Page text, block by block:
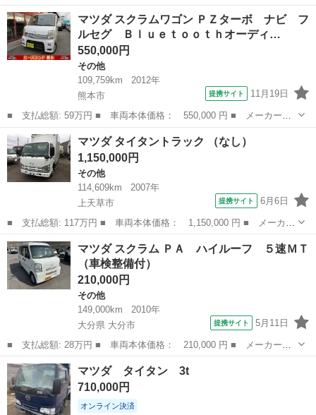
す！宜しくお願いします！初年度登録22年6月 車検は切れました！
熊本 玉名市 玉名駅 その他 オフロード
マツダ スクラムワゴン ＰＺターボ ナビ フ
ルセグ Ｂｌｕｅｔｏｏｔｈオーディ…
550,000円
その他
109,759km
2012年
熊本市
提携サイト 11月19日
■ 支払総額: 59万円 ■ 車両本体価格： 550,000 円 ■ メーカー
名： マツダ ■ 車種名： スクラムワゴン ■ グレード名： ＰＺ
ターボ ナビ フルセグ Ｂｌｕｅｔｏｏｔｈオーディオ ＣＤ Ｄ
ＶＤ バックカメ...
熊本 熊本市 その他
マツダ タイタントラック （なし）
1,150,000円
その他
114,609km
2007年
上天草市
提携サイト 6月6日
■ 支払総額: 117万円 ■ 車両本体価格： 1,150,000 円 ■ メーカー
名： マツダ ■ 車種名： タイタントラック ■ グレード名：
■ 排気量： 3000cc ■ ドア枚数： 2D ■ ミッション： MT...
熊本 上天草市 その他
マツダ スクラム ＰＡ ハイルーフ ５速ＭＴ
（車検整備付）
210,000円
その他
149,000km
2010年
大分県 大分市
提携サイト 5月11日
■ 支払総額: 28万円 ■ 車両本体価格： 210,000 円 ■ メーカー
名： マツダ ■ 車種名： スクラム ■ グレード名： ＰＡ ハイ
ルーフ ５速ＭＴ ■ 排気量： 660cc ■ ドア枚数： 5D ■ ミッシ
ョ...
大分 大分市 その他
マツダ タイタン 3t
710,000円
オンライン決済